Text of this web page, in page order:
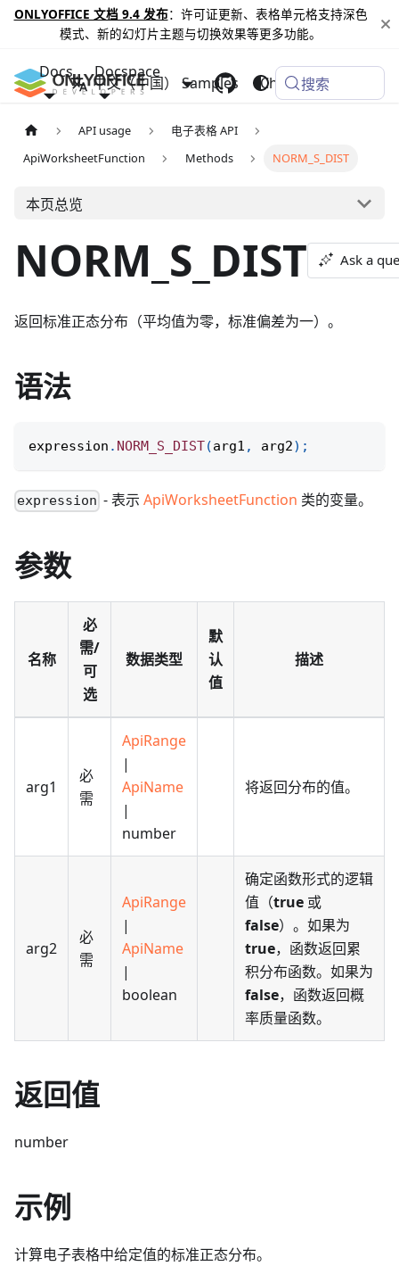
ONLYOFFICE 文档 9.4 发布：许可证更新、表格单元格支持深色
模式、新的幻灯片主题与切换效果等更多功能。
Docs Docspace
Samples Changelog
中文（中国） 搜索
API usage
电子表格 API
ApiWorksheetFunction
Methods NORM_S_DIST
本页总览
NORM_S_DIST Ask a
返回标准正态分布（平均值为零，标准偏差为一）。
语法
expression . NORM_S_DIST(arg1 , arg2) ;
expression - 表示ApiWorksheetFunction 类的变量。
参数
名称
必
需/
可
选
数据类型
默
认
值
描述
arg1
必
需
ApiRange
|
ApiName
|
number
将返回分布的值。
arg2
必
需
ApiRange
|
ApiName
|
boolean
确定函数形式的逻辑
值（true 或
false）。如果为
true，函数返回累
积分布函数。如果为
false，函数返回概
率质量函数。
返回值
number
示例
计算电子表格中给定值的标准正态分布。